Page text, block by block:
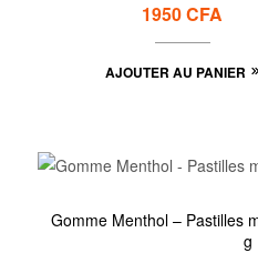
1950CFA
AJOUTER AU PANIER
Gomme Menthol – Pastilles
g